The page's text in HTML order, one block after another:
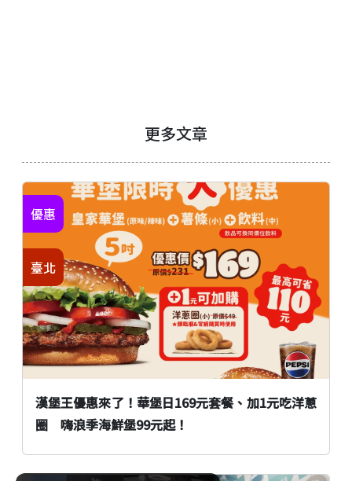
更多文章
漢堡王優惠來了！華堡日169元套餐、加1元吃洋蔥
圈 嗨浪季海鮮堡99元起！
優惠
臺北